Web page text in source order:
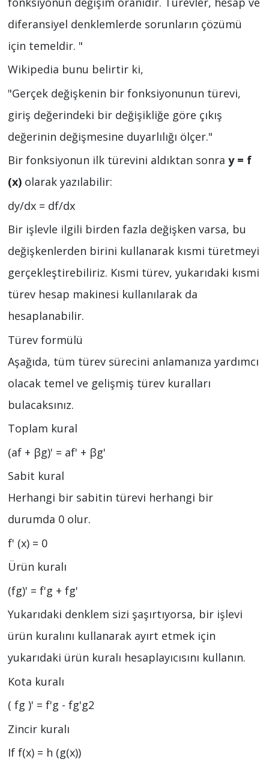
diferansiyel denklemlerde sorunların çözümü
için temeldir. "
Wikipedia bunu belirtir ki,
"Gerçek değişkenin bir fonksiyonunun türevi,
giriş değerindeki bir değişikliğe göre çıkış
değerinin değişmesine duyarlılığı ölçer."
Bir fonksiyonun ilk türevini aldıktan sonra y = f
(x) olarak yazılabilir:
dy/dx = df/dx
Bir işlevle ilgili birden fazla değişken varsa, bu
değişkenlerden birini kullanarak kısmi türetmeyi
gerçekleştirebiliriz. Kısmi türev, yukarıdaki kısmi
türev hesap makinesi kullanılarak da
hesaplanabilir.
Türev formülü
Aşağıda, tüm türev sürecini anlamanıza yardımcı
olacak temel ve gelişmiş türev kuralları
bulacaksınız.
Toplam kural
(af + βg)' = af' + βg'
Sabit kural
Herhangi bir sabitin türevi herhangi bir
durumda 0 olur.
f' (x) = 0
Ürün kuralı
(fg)' = f'g + fg'
Yukarıdaki denklem sizi şaşırtıyorsa, bir işlevi
ürün kuralını kullanarak ayırt etmek için
yukarıdaki ürün kuralı hesaplayıcısını kullanın.
Kota kuralı
( fg )' = f'g - fg'g2
Zincir kuralı
If f(x) = h (g(x))